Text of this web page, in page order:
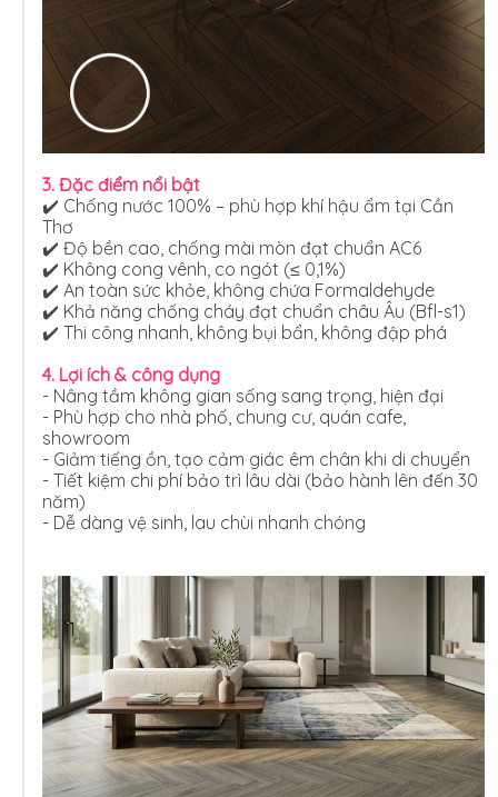
3. Đặc điểm nổi bật
✔️ Chống nước 100% – phù hợp khí hậu ẩm tại Cần
Thơ
✔️ Độ bền cao, chống mài mòn đạt chuẩn AC6
✔️ Không cong vênh, co ngót (≤ 0,1%)
✔️ An toàn sức khỏe, không chứa Formaldehyde
✔️ Khả năng chống cháy đạt chuẩn châu Âu (Bfl-s1)
✔️ Thi công nhanh, không bụi bẩn, không đập phá
4. Lợi ích & công dụng
- Nâng tầm không gian sống sang trọng, hiện đại
- Phù hợp cho nhà phố, chung cư, quán cafe,
showroom
- Giảm tiếng ồn, tạo cảm giác êm chân khi di chuyển
- Tiết kiệm chi phí bảo trì lâu dài (bảo hành lên đến 30
năm)
- Dễ dàng vệ sinh, lau chùi nhanh chóng